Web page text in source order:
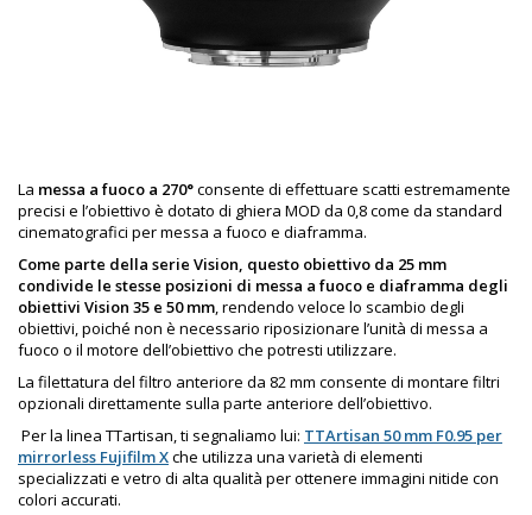
La messa a fuoco a 270°consente di effettuare scatti estremamente
precisi e l’obiettivo è dotato di ghiera MOD da 0,8 come da standard
cinematografici per messa a fuoco e diaframma.
Come parte della serie Vision, questo obiettivo da 25 mm
condivide le stesse posizioni di messa a fuoco e diaframma degli
obiettivi Vision 35 e 50 mm, rendendo veloce lo scambio degli
obiettivi, poiché non è necessario riposizionare l’unità di messa a
fuoco o il motore dell’obiettivo che potresti utilizzare.
La filettatura del filtro anteriore da 82 mm consente di montare filtri
opzionali direttamente sulla parte anteriore dell’obiettivo.
Per la linea TTartisan, ti segnaliamo lui: TTArtisan 50 mm F0.95 per
mirrorless Fujifilm Xche utilizza una varietà di elementi
specializzati e vetro di alta qualità per ottenere immagini nitide con
colori accurati.